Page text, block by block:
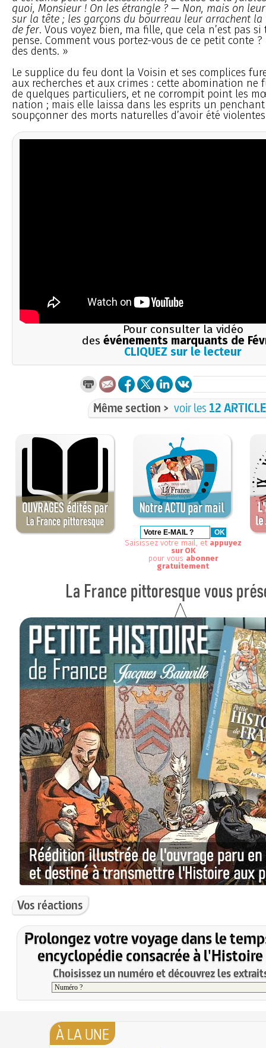
quoi, Monsieur ! On les étrangle ? — Non, mais on
sur la tête ; les garçons du bourreau leur arrachent la
de fer. Vous voyez bien, ma fille, que cela n’est pas
pense. Comment vous portez-vous de ce petit conte
des dents. »
Le supplice du feu dont la Voisin et ses complices
aux recherches et aux crimes : cette abomination ne
de quelques particuliers, et ne corrompit point les
nation ; mais elle laissa dans les esprits un
soupçonner des morts naturelles d’avoir été
Pour consulter la vidéo
des événements marquants de
CLIQUEZ sur le lecteur
Même section > voir les 12
Saisissez votre mail, et appuyez
sur OK
pour vous abonner
gratuitement
Vos réactions
Prolongez votre voyage dans le
encyclopédie consacrée à l'Histoire
Choisissez un numéro et découvrez les
À LA UNE